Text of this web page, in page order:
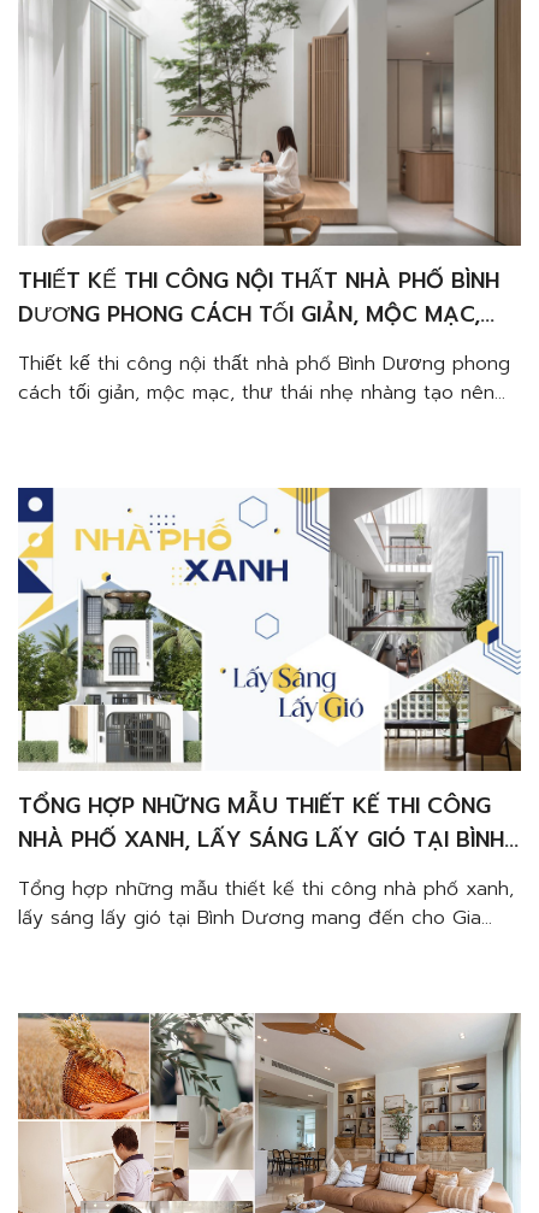
THIẾT KẾ THI CÔNG NỘI THẤT NHÀ PHỐ BÌNH
DƯƠNG PHONG CÁCH TỐI GIẢN, MỘC MẠC,
THƯ THÁI NHẸ NHÀNG
Thiết kế thi công nội thất nhà phố Bình Dương phong
cách tối giản, mộc mạc, thư thái nhẹ nhàng tạo nên
TỔNG HỢP NHỮNG MẪU THIẾT KẾ THI CÔNG
NHÀ PHỐ XANH, LẤY SÁNG LẤY GIÓ TẠI BÌNH
DƯƠNG
Tổng hợp những mẫu thiết kế thi công nhà phố xanh,
lấy sáng lấy gió tại Bình Dương mang đến cho Gia